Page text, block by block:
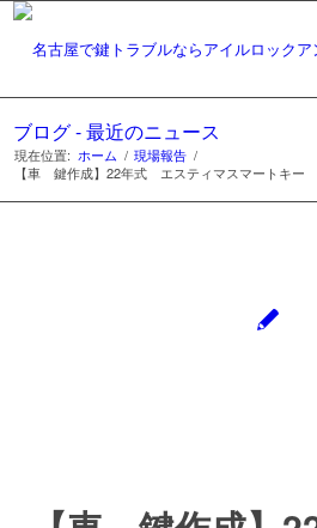
ブログ - 最近のニュース
現在位置: ホーム / 現場報告 /
【車 鍵作成】22年式 エスティマスマートキ